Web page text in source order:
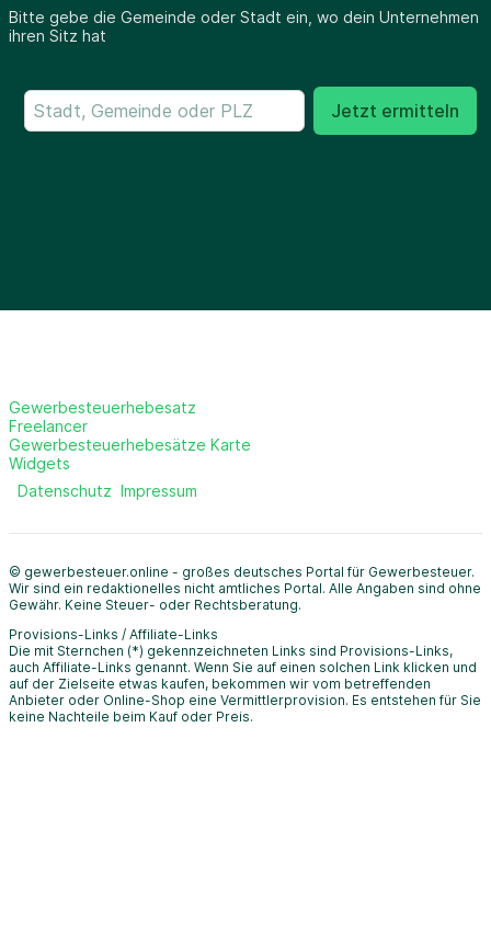
Bitte gebe die Gemeinde oder Stadt ein, wo dein Unternehmen
ihren Sitz hat
Jetzt ermitteln
Gewerbesteuerhebesatz
Freelancer
Gewerbesteuerhebesätze Karte
Widgets
Datenschutz Impressum
© gewerbesteuer.online - großes deutsches Portal für Gewerbesteuer.
Wir sind ein redaktionelles nicht amtliches Portal. Alle Angaben sind ohne
Gewähr. Keine Steuer- oder Rechtsberatung.
Provisions-Links / Affiliate-Links
Die mit Sternchen (*) gekennzeichneten Links sind Provisions-Links,
auch Affiliate-Links genannt. Wenn Sie auf einen solchen Link klicken und
auf der Zielseite etwas kaufen, bekommen wir vom betreffenden
Anbieter oder Online-Shop eine Vermittlerprovision. Es entstehen für Sie
keine Nachteile beim Kauf oder Preis.